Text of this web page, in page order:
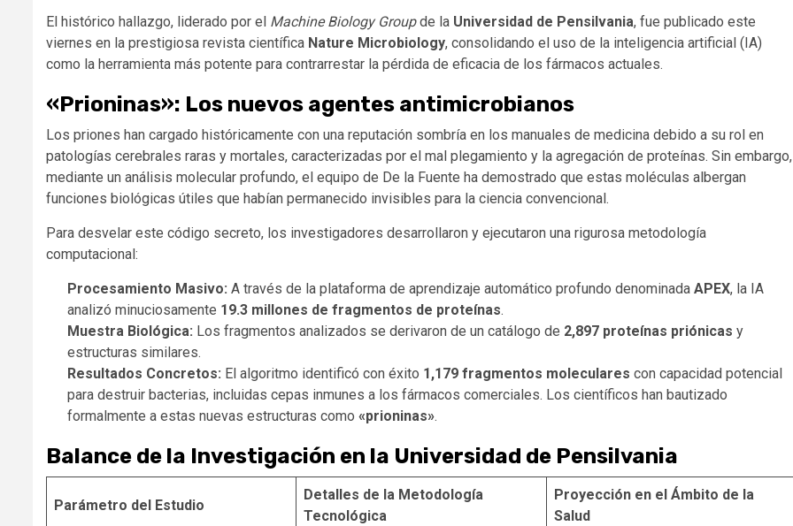
El histórico hallazgo, liderado por el Machine Biology Groupde la Universidad de Pensilvania, fue publicado este
viernes en la prestigiosa revista científica Nature Microbiology, consolidando el uso de la inteligencia artificial (IA)
como la herramienta más potente para contrarrestar la pérdida de eficacia de los fármacos actuales.
«Prioninas»: Los nuevos agentes antimicrobianos
Los priones han cargado históricamente con una reputación sombría en los manuales de medicina debido a su rol en
patologías cerebrales raras y mortales, caracterizadas por el mal plegamiento y la agregación de proteínas. Sin embargo,
mediante un análisis molecular profundo, el equipo de De la Fuente ha demostrado que estas moléculas albergan
funciones biológicas útiles que habían permanecido invisibles para la ciencia convencional.
Para desvelar este código secreto, los investigadores desarrollaron y ejecutaron una rigurosa metodología
computacional:
Procesamiento Masivo: A través de la plataforma de aprendizaje automático profundo denominada APEX, la IA
analizó minuciosamente 19.3 millones de fragmentos de proteínas.
Muestra Biológica: Los fragmentos analizados se derivaron de un catálogo de 2,897 proteínas priónicas y
estructuras similares.
Resultados Concretos: El algoritmo identificó con éxito 1,179 fragmentos moleculares con capacidad potencial
para destruir bacterias, incluidas cepas inmunes a los fármacos comerciales. Los científicos han bautizado
formalmente a estas nuevas estructuras como «prioninas».
Balance de la Investigación en la Universidad de Pensilvania
Parámetro del Estudio
Detalles de la Metodología
Tecnológica
Proyección en el Ámbito de la
Salud